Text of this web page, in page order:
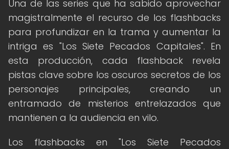
Una de las series que ha sabido aprovechar
magistralmente el recurso de los flashbacks
para profundizar en la trama y aumentar la
intriga es "Los Siete Pecados Capitales". En
esta producción, cada flashback revela
pistas clave sobre los oscuros secretos de los
personajes principales, creando un
entramado de misterios entrelazados que
mantienen a la audiencia en vilo.
Los flashbacks en "Los Siete Pecados